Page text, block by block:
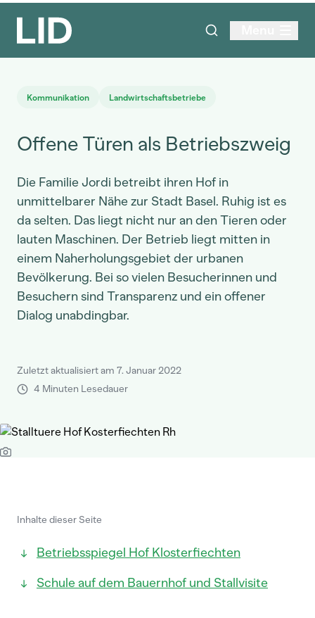
Kommunikation Landwirtschaftsbetriebe
Offene Türen als Betriebszweig
Die Familie Jordi betreibt ihren Hof in
unmittelbarer Nähe zur Stadt Basel. Ruhig ist es
da selten. Das liegt nicht nur an den Tieren oder
lauten Maschinen. Der Betrieb liegt mitten in
einem Naherholungsgebiet der urbanen
Bevölkerung. Bei so vielen Besucherinnen und
Besuchern sind Transparenz und ein offener
Dialog unabdingbar.
Zuletzt aktualisiert am 7. Januar 2022
4 Minuten Lesedauer
Inhalte dieser Seite
Betriebsspiegel Hof Klosterfiechten
Schule auf dem Bauernhof und Stallvisite